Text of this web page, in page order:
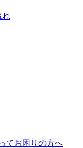
れ
てお困りの方へ